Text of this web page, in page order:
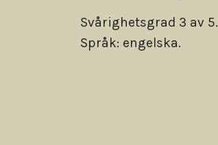
Svårighetsgrad 3 av 5.
Språk: engelska.